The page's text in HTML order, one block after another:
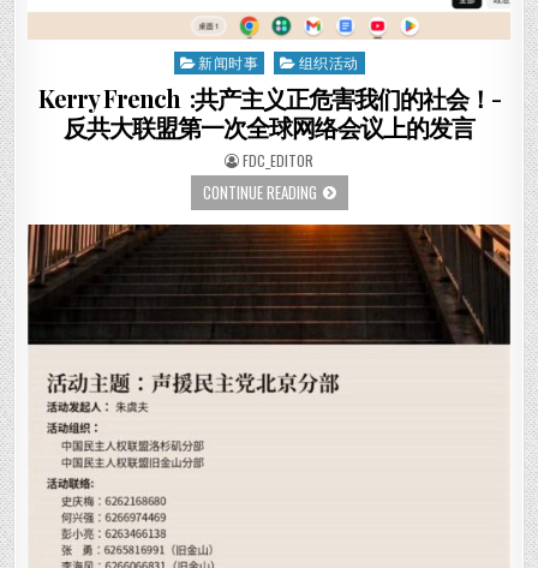
会
山
举
办
的“六
四”纪
念
活
动
Posted
新闻时事 组织活动
Kerry French :共产主义正危害我们的社会！-
反共大联盟第一次全球网络会议上的发言
AUTHOR:
FDC_EDITOR
CONTINUE READINGKERRY
FRENCH
:
共
产
主
义
正
危
害
我
的
社